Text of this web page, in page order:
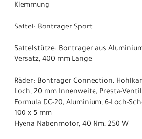
Klemmung
Sattel: Bontrager Sport
Sattelstütze: Bontrager aus
Versatz, 400 mm Länge
Räder: Bontrager Connection,
Loch, 20 mm Innenweite, Presta-Ventil
Formula DC-20, Aluminium, 6-Loch-
100 x 5 mm
Hyena Nabenmotor, 40 Nm, 250 W